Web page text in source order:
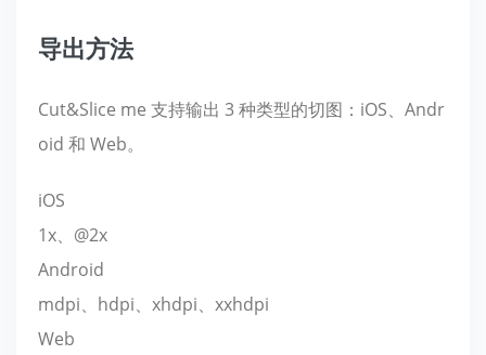
导出方法
Cut&Slice me 支持输出 3 种类型的切图：iOS、Andr
oid 和 Web。
iOS
1x、@2x
Android
mdpi、hdpi、xhdpi、xxhdpi
Web